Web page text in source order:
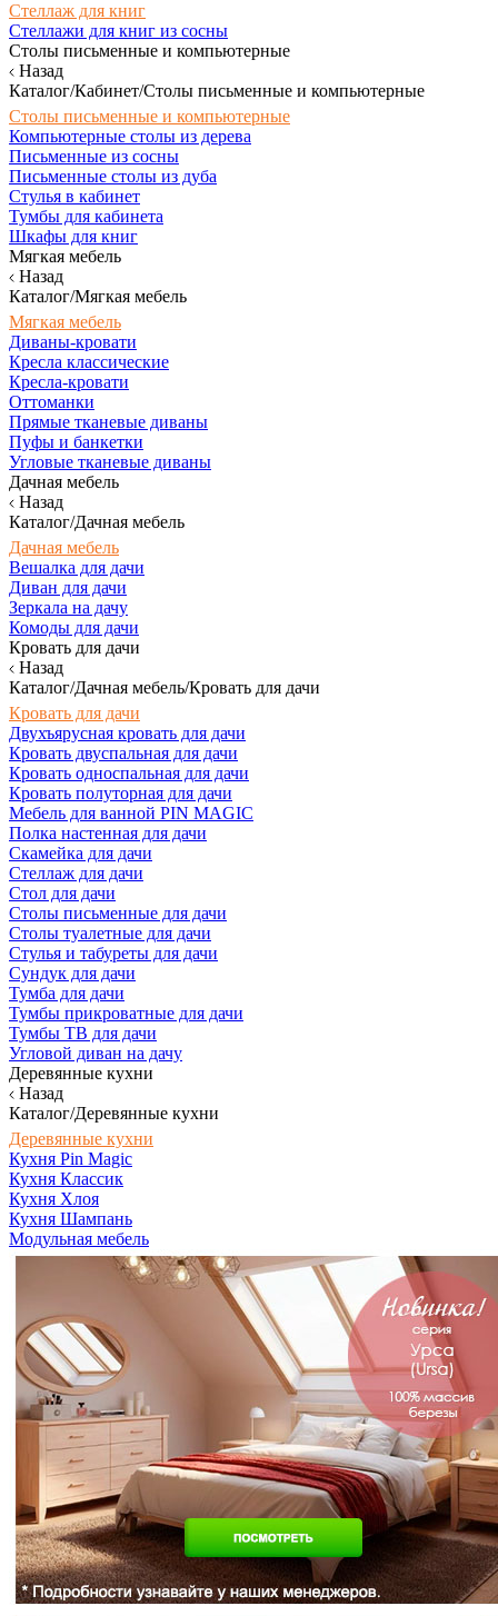
Стеллаж для книг
Стеллажи для книг из сосны
Столы письменные и компьютерные
Назад
Каталог/Кабинет/Столы письменные и компьютерные
Столы письменные и компьютерные
Компьютерные столы из дерева
Письменные из сосны
Письменные столы из дуба
Стулья в кабинет
Тумбы для кабинета
Шкафы для книг
Мягкая мебель
Назад
Каталог/Мягкая мебель
Мягкая мебель
Диваны-кровати
Кресла классические
Кресла-кровати
Оттоманки
Прямые тканевые диваны
Пуфы и банкетки
Угловые тканевые диваны
Дачная мебель
Назад
Каталог/Дачная мебель
Дачная мебель
Вешалка для дачи
Диван для дачи
Зеркала на дачу
Комоды для дачи
Кровать для дачи
Назад
Каталог/Дачная мебель/Кровать для дачи
Кровать для дачи
Двухъярусная кровать для дачи
Кровать двуспальная для дачи
Кровать односпальная для дачи
Кровать полуторная для дачи
Мебель для ванной PIN MAGIC
Полка настенная для дачи
Скамейка для дачи
Стеллаж для дачи
Стол для дачи
Столы письменные для дачи
Столы туалетные для дачи
Стулья и табуреты для дачи
Сундук для дачи
Тумба для дачи
Тумбы прикроватные для дачи
Тумбы ТВ для дачи
Угловой диван на дачу
Деревянные кухни
Назад
Каталог/Деревянные кухни
Деревянные кухни
Кухня Pin Magic
Кухня Классик
Кухня Хлоя
Кухня Шампань
Модульная мебель